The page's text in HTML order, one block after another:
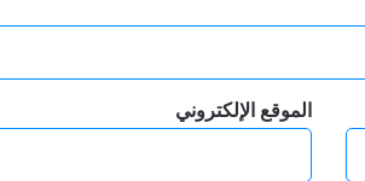
الموقع الإلكتروني